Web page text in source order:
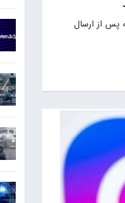
کرده که به کاربران اجازه می‌دهد تا پیام‌های خود را 15 دقیقه پس از ارسال